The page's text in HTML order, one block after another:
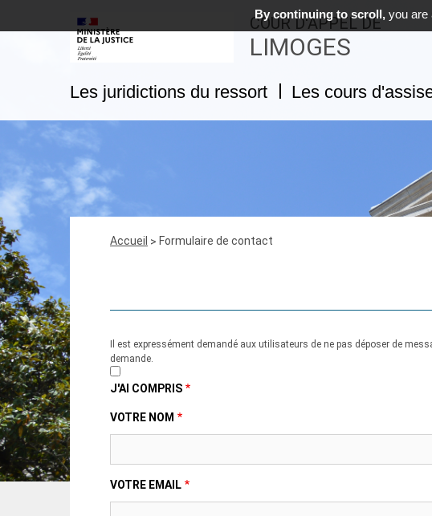
COUR D'APPEL DE
LIMOGES
Les juridictions du ressort Les cours
Fil
Accueil Formulaire de contact
Il est expressément demandé aux utilisateurs de ne pas déposer de
demande.
J'AI COMPRIS
VOTRE NOM
VOTRE EMAIL
By continuing to scroll, you are